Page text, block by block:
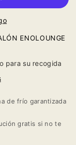
ENOLOUNGE
para su recogida
de frío garantizada
gratis si no te